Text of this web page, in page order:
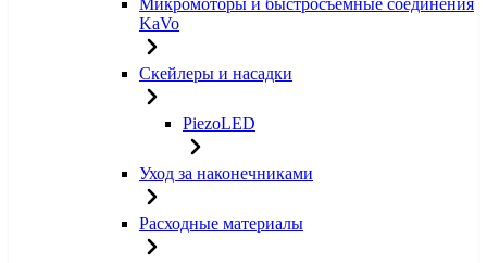
Микромоторы и быстросъёмные соединения
KaVo
Скейлеры и насадки
PiezoLED
Уход за наконечниками
Расходные материалы